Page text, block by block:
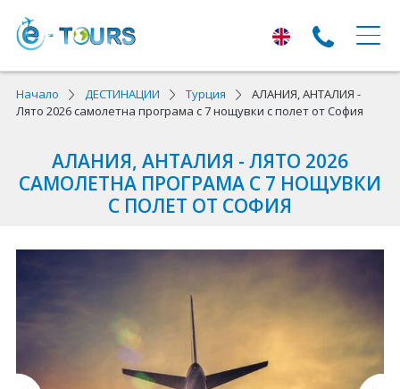
ЕКСКУРЗИИ
Екскурзии в Европа
Автобусни екскурзии
Почивки с тръгване от Варна
Начало ДЕСТИНАЦИИ Турция
АЛАНИЯ, АНТАЛИЯ -
Лято 2026 самолетна програма с 7 нощувки с полет от София
АЛАНИЯ, АНТАЛИЯ - ЛЯТО 2026
САМОЛЕТНА ПРОГРАМА С 7 НОЩУВКИ
С ПОЛЕТ ОТ СОФИЯ